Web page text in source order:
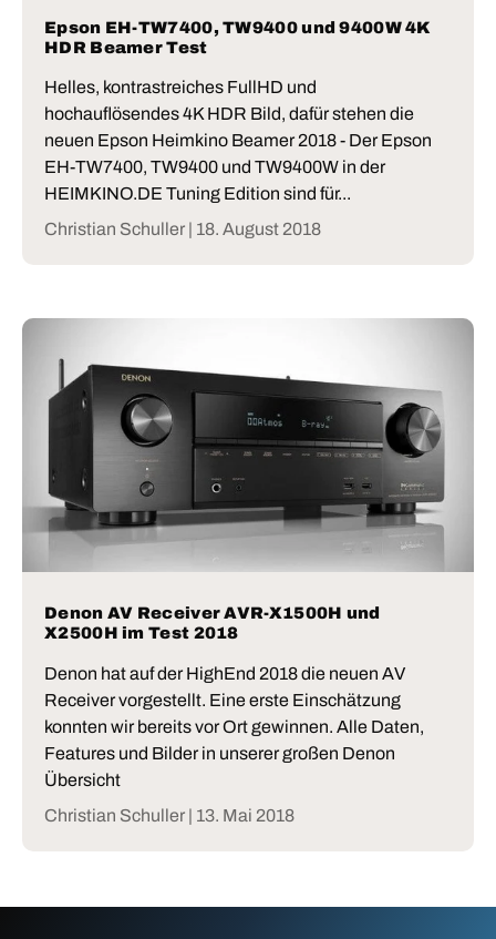
Epson EH-TW7400, TW9400 und 9400W 4K
HDR Beamer Test
Helles, kontrastreiches FullHD und
hochauflösendes 4K HDR Bild, dafür stehen die
neuen Epson Heimkino Beamer 2018 - Der Epson
EH-TW7400, TW9400 und TW9400W in der
HEIMKINO.DE Tuning Edition sind für...
Christian Schuller | 18. August 2018
Denon AV Receiver AVR-X1500H und
X2500H im Test 2018
Denon hat auf der HighEnd 2018 die neuen AV
Receiver vorgestellt. Eine erste Einschätzung
konnten wir bereits vor Ort gewinnen. Alle Daten,
Features und Bilder in unserer großen Denon
Übersicht
Christian Schuller | 13. Mai 2018